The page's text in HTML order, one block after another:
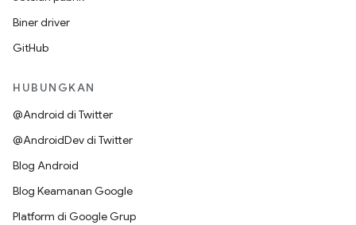
Biner driver
GitHub
HUBUNGKAN
@Android di Twitter
@AndroidDev di Twitter
Blog Android
Blog Keamanan Google
Platform di Google Grup